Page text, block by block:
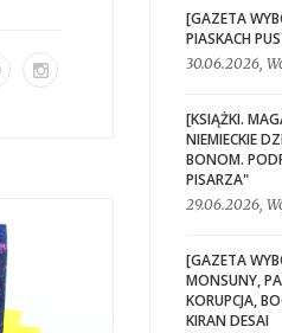
[GAZETA
PIASKACH
30.06.2026,
[KSIĄŻKI.
NIEMIECKIE
BONOM.
PISARZA"
29.06.2026,
[GAZETA
MONSUNY,
KORUPCJA,
KIRAN DESAI